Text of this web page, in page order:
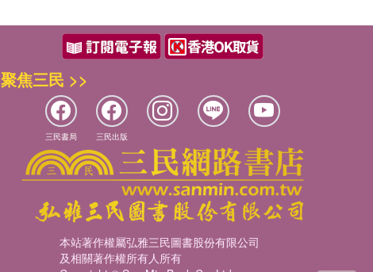
聚焦三民 >>
三民書局 三民出版
本站著作權屬弘雅三民圖書股份有限公司
及相關著作權所有人所有